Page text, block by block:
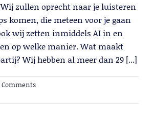
zullen oprecht naar je luisteren
komen, die meteen voor je gaan
wij zetten inmiddels AI in en
op welke manier. Wat maakt
Wij hebben al meer dan 29 [...]
Comments